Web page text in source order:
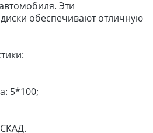
АВТО
Эти
обеспечивают отличную
5*100;